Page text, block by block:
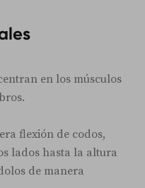
en los músculos
flexión de codos,
lados hasta la altura
de manera